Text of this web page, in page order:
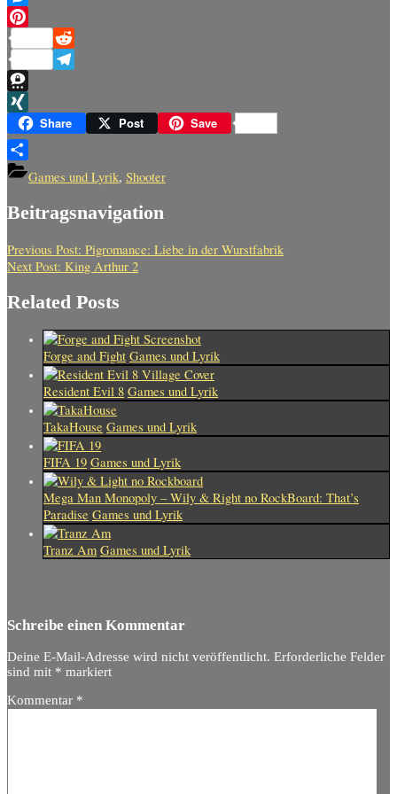
Messenger
Pinterest
Reddit
Telegram
Threema
XINGShare Post Save
TeilenGames und Lyrik, Shooter
Beitragsnavigation
Previous Post: Pigromance: Liebe in der Wurstfabrik
Next Post: King Arthur 2
Related Posts
Forge and Fight Games und Lyrik
Resident Evil 8 Games und Lyrik
TakaHouse Games und Lyrik
FIFA 19 Games und Lyrik
Mega Man Monopoly – Wily & Right no RockBoard: That’s
Paradise Games und Lyrik
Tranz Am Games und Lyrik
Schreibe einen Kommentar
Deine E-Mail-Adresse wird nicht veröffentlicht. Erforderliche Felder
sind mit * markiert
Kommentar *